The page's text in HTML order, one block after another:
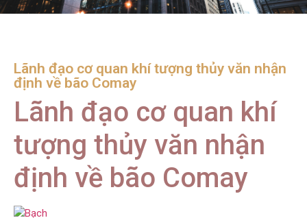
Lãnh đạo cơ quan khí tượng thủy văn nhận
định về bão Comay
Lãnh đạo cơ quan khí
tượng thủy văn nhận
định về bão Comay